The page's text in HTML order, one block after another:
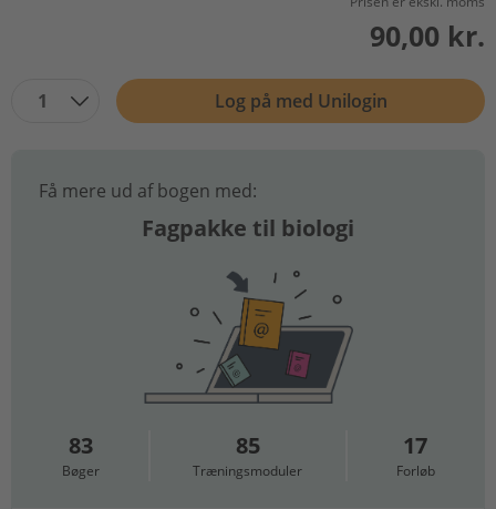
90,00 kr.
1 Log på med Unilogin
Få mere ud af bogen med:
Fagpakke til biologi
83
Bøger
85
Træningsmoduler
17
Forløb